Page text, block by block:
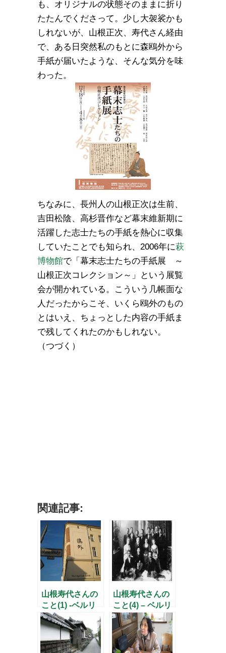
も、オリジナルの状態そのままに折り
たたんでくださって。少し大袈裟かも
しれないが、山根正次、寿代さん経由
で、ある日突然私のもとに森鴎外から
手紙が届いたような、そんな気分を味
わった。
ちなみに、長州人の山根正次は生前、
吉田松陰、高杉晋作など幕末維新期に
活躍した志士たちの手紙を熱心に収集
していたことでも知られ、2006年に萩
博物館で「幕末志士たちの手紙展 ～
山根正次コレクション～」という展覧
会が開かれている。こういう几帳面な
人だったからこそ、いくら鴎外のもの
とはいえ、ちょっとした内容の手紙ま
で残してくれたのかもしれない。
（つづく）
関連記事:
山根寿代さんの
こと(1) -ベルリ
ンで出会った一
枚の写真-
山根寿代さんの
こと(4) – ベルリ
ンの恩師との再
会 –